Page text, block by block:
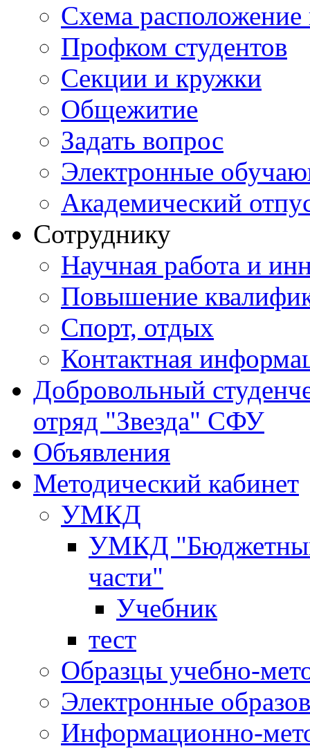
Схема расположение
Профком студентов
Секции и кружки
Общежитие
Задать вопрос
Электронные
Академический
Сотруднику
Научная работа и
Повышение
Спорт, отдых
Контактная
Добровольный
отряд "Звезда" СФУ
Объявления
Методический кабинет
УМКД
УМКД "Бюджетный
части"
Учебник
тест
Образцы учебно-
Электронные
Информационно-